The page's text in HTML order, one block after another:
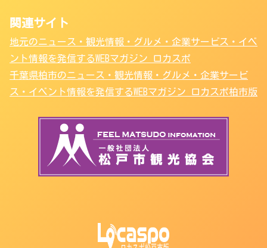
関連サイト
地元のニュース・観光情報・グルメ・企業サービス・イベ
ント情報を発信するWEBマガジン ロカスポ
千葉県柏市のニュース・観光情報・グルメ・企業サービ
ス・イベント情報を発信するWEBマガジン ロカスポ柏市版